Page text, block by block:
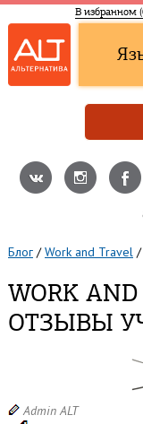
В избранном (
Блог /Work and Travel /
WORK
ОТЗЫВЫ
Admin ALT